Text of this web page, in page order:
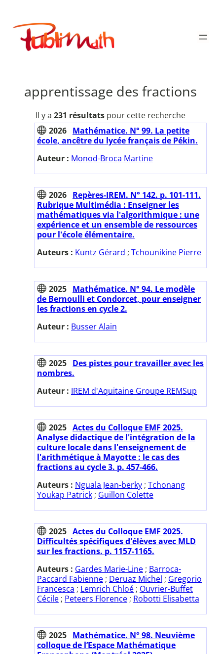
contenu
Publimath
apprentissage des fractions
Il y a 231 résultats pour cette recherche
2026 Mathématice. N° 99. La petite
école, ancêtre du lycée français de Pékin.
Auteur : Monod-Broca Martine
2026 Repères-IREM. N° 142. p. 101-111.
Rubrique Multimédia : Enseigner les
mathématiques via l'algorithmique : une
expérience et un ensemble de ressources
pour l'école élémentaire.
Auteurs : Kuntz Gérard ; Tchounikine Pierre
2025 Mathématice. N° 94. Le modèle
de Bernoulli et Condorcet, pour enseigner
les fractions en cycle 2.
Auteur : Busser Alain
2025 Des pistes pour travailler avec les
nombres.
Auteur : IREM d'Aquitaine Groupe REMSup
2025 Actes du Colloque EMF 2025.
Analyse didactique de l'intégration de la
culture locale dans l'enseignement de
l'arithmétique à Mayotte : le cas des
fractions au cycle 3. p. 457-466.
Auteurs : Nguala Jean-berky ; Tchonang
Youkap Patrick ; Guillon Colette
2025 Actes du Colloque EMF 2025.
Difficultés spécifiques d'élèves avec MLD
sur les fractions. p. 1157-1165.
Auteurs : Gardes Marie-Line ; Barroca-
Paccard Fabienne ; Deruaz Michel ; Gregorio
Francesca ; Lemrich Chloé ; Ouvrier-Buffet
Cécile ; Peteers Florence ; Robotti Elisabetta
2025 Mathématice. N° 98. Neuvième
colloque de l’Espace Mathématique